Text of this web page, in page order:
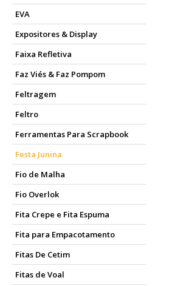
EVA
Expositores & Display
Faixa Refletiva
Faz Viés & Faz Pompom
Feltragem
Feltro
Ferramentas Para Scrapbook
Festa Junina
Fio de Malha
Fio Overlok
Fita Crepe e Fita Espuma
Fita para Empacotamento
Fitas De Cetim
Fitas de Voal